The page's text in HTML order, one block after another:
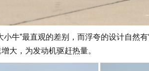
牛”最直观的差别，而浮夸的设计自然
大，为发动机驱赶热量。